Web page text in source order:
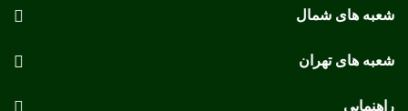
شعبه های شمال
شعبه های تهران
راهنمایی